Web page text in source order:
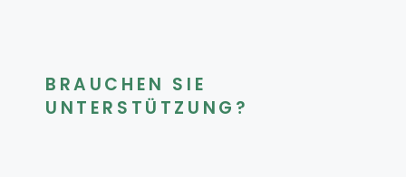
BRAUCHEN SIE
UNTERSTÜTZUNG?